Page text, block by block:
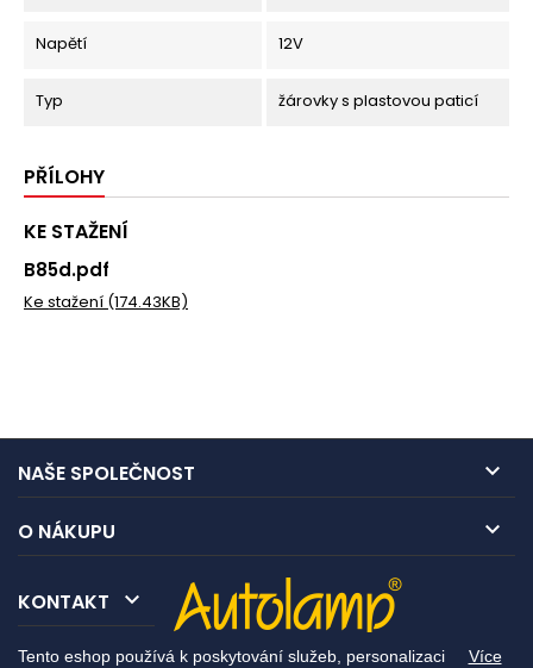
Tento eshop používá k poskytování služeb, personalizaci Více
Napětí 12V
Typ žárovky s plastovou paticí
PŘÍLOHY
KE STAŽENÍ
B85d.pdf
Ke stažení (174.43KB)
NAŠE SPOLEČNOST 
O NÁKUPU 
KONTAKT 